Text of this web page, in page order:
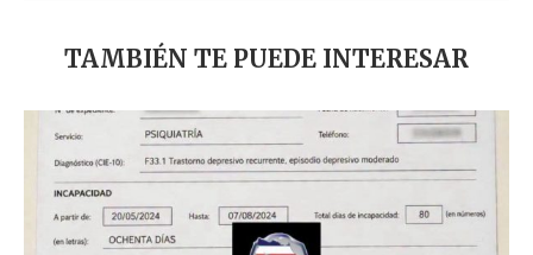
TAMBIÉN TE PUEDE INTERESAR